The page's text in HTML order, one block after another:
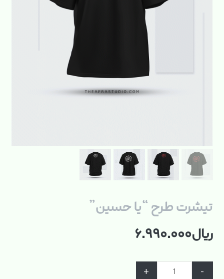
تیشرت طرح “یا حسین”
ریال۶.۹۹۰.۰۰۰
-
+